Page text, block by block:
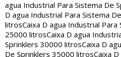
agua Industrial Para Sistema De
D agua Industrial Para Sistema
litrosCaixa D agua Industrial Para
25000 litrosCaixa D agua
Sprinklers 30000 litrosCaixa D
De Sprinklers 35000 litrosCaixa